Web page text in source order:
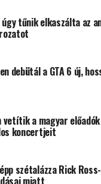
tűnik elkaszálta az
debütál a GTA 6 új,
vetítik a magyar
koncertjeit
szétalázza Rick
miatt